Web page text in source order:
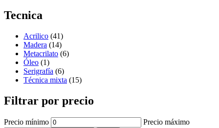
Tecnica
Acrilico (41)
Madera (14)
Metacrilato (6)
Óleo (1)
Serigrafía (6)
Técnica mixta (15)
Filtrar por precio
Precio mínimo Precio máximo